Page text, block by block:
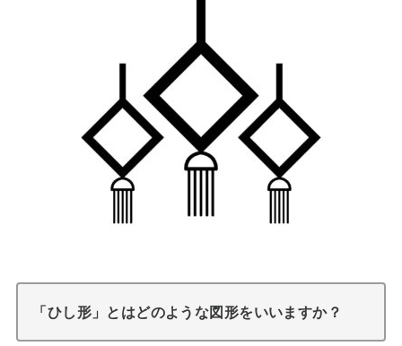
「ひし形」とはどのような図形をいいますか？